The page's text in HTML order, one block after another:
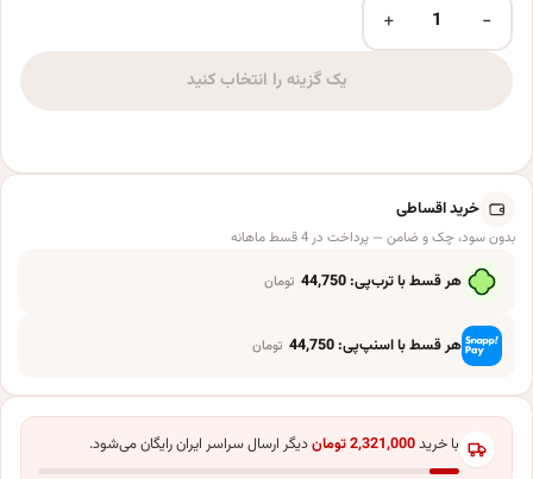
توپ بازی مدل آپارتمانی عدد
−
+
یک گزینه را انتخاب کنید
خرید اقساطی
بدون سود، چک و ضامن — پرداخت در 4 قسط ماهانه
هر قسط با ترب‌پی:44,750 تومان
هر قسط با اسنپ‌پی:44,750 تومان
با خرید2,321,000توماندیگر ارسال سراسر ایران رایگان می‌شود.